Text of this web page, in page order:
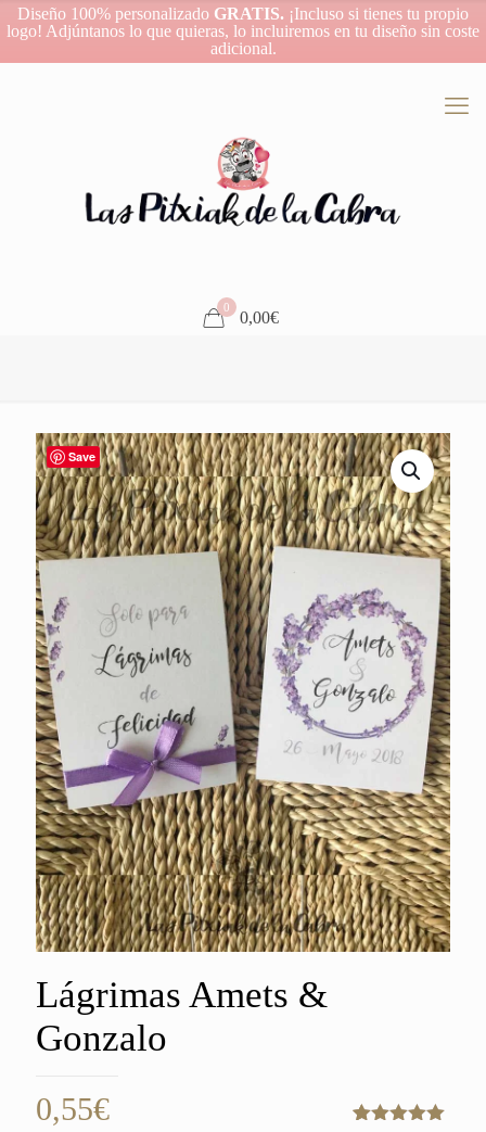
Diseño 100% personalizado GRATIS. ¡Incluso si tienes tu propio
logo! Adjúntanos lo que quieras, lo incluiremos en tu diseño sin coste
adicional.
0
0,00€
Save
Lágrimas Amets &
Gonzalo
0,55€